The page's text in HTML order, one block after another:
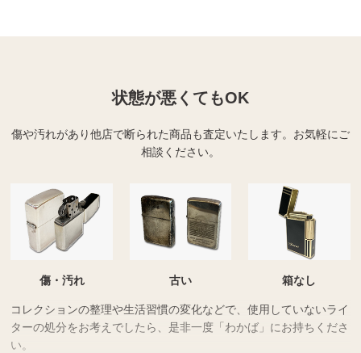
状態が悪くてもOK
傷や汚れがあり他店で断られた商品も査定いたします。 お気軽にご
相談ください。
傷・汚れ 古い 箱なし
コレクションの整理や生活習慣の変化などで、使用していないライ
ターの処分をお考えでしたら、是非一度「わかば」にお持ちくださ
い。